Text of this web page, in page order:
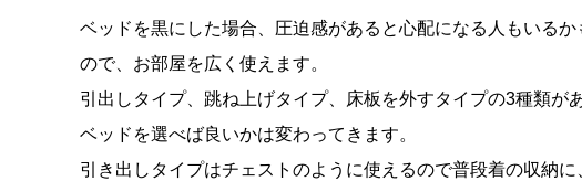
ベッドを黒にした場合、圧迫感があると心配になる人もいる
ので、お部屋を広く使えます。
引出しタイプ、跳ね上げタイプ、床板を外すタイプの3種類
ベッドを選べば良いかは変わってきます。
引き出しタイプはチェストのように使えるので普段着の収納